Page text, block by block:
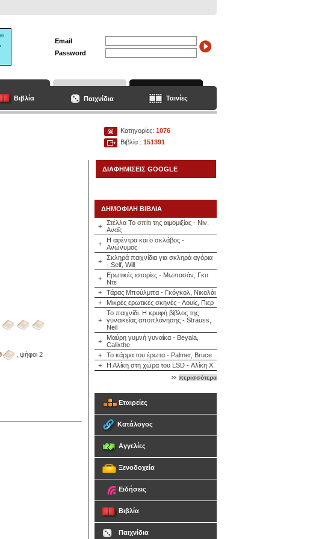
Email
Password
Βιβλία Παιχνίδια Ταινίες
Κατηγορίες: 1076
Βιβλία : 151391
, ψήφοι 2
ΔΙΑΦΗΜΙΣΕΙΣ GOOGLE
ΔΗΜΟΦΙΛΗ ΒΙΒΛΙΑ
+
Στέλλα Το σπίτι της αιμομιξίας - Νιν,
Αναΐς
+
Η αφέντρα και ο σκλάβος -
Ανώνυμος
+
Σκληρά παιχνίδια για σκληρά αγόρια
- Self, Will
+
Ερωτικές ιστορίες - Μωπασάν, Γκυ
Ντε
+
Τάρας Μπούλμπα - Γκόγκολ, Νικολάι
+
Μικρές ερωτικές σκηνές - Λουίς, Πιερ
+
Το παιχνίδι. Η κρυφή βίβλος της
γυναικείας αποπλάνησης - Strauss,
Neil
+
Μαύρη γυμνή γυναίκα - Beyala,
Calixthe
+
Το κάρμα του έρωτα - Palmer, Bruce
+
Η Αλίκη στη χώρα του LSD - Αλίκη Χ.
περισσότερα
Εταιρείες
Κατάλογος
Αγγελίες
Ξενοδοχεία
Ειδήσεις
Βιβλία
Παιχνίδια